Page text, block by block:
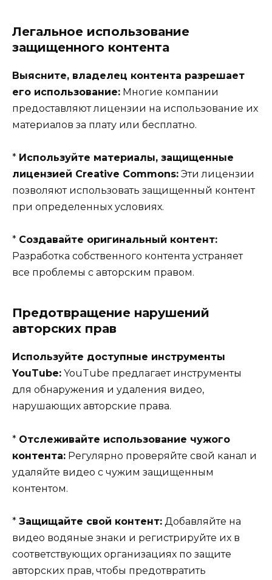
Легальное использование
защищенного контента
Выясните, владелец контента разрешает
его использование: Многие компании
предоставляют лицензии на использование их
материалов за плату или бесплатно.
* Используйте материалы, защищенные
лицензией Creative Commons: Эти лицензии
позволяют использовать защищенный контент
при определенных условиях.
* Создавайте оригинальный контент:
Разработка собственного контента устраняет
все проблемы с авторским правом.
Предотвращение нарушений
авторских прав
Используйте доступные инструменты
YouTube: YouTube предлагает инструменты
для обнаружения и удаления видео,
нарушающих авторские права.
* Отслеживайте использование чужого
контента: Регулярно проверяйте свой канал и
удаляйте видео с чужим защищенным
контентом.
* Защищайте свой контент: Добавляйте на
видео водяные знаки и регистрируйте их в
соответствующих организациях по защите
авторских прав, чтобы предотвратить